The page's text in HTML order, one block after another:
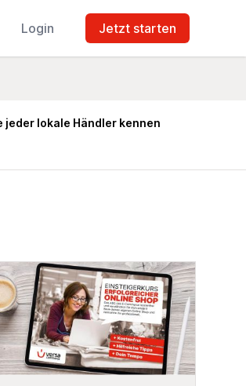
Login Jetzt starten
jeder lokale Händler kennen